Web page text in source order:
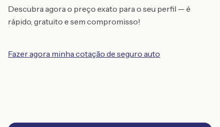
Descubra agora o preço exato para o seu perfil — é
rápido, gratuito e sem compromisso!
Fazer agora minha cotação de seguro auto